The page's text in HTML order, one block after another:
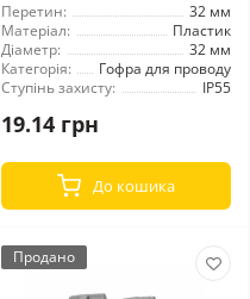
Перетин:
32 мм
Матеріал:
Пластик
Діаметр:
32 мм
Категорія:
Гофра для проводу
Ступінь захисту:
IP55
19.14 грн
До кошика
Продано